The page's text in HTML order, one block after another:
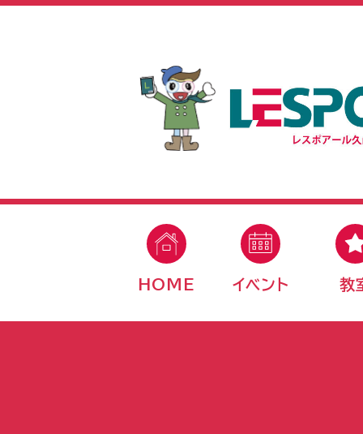
HOME イベント 教